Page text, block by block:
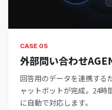
CASE 05
外部問い合わせ
回答用のデータを連携する
ャットボットが完成。24時
に自動で対応します。